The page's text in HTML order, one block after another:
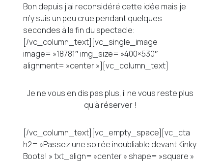
Bon depuis j’ai reconsidéré cette idée mais je
m’y suis un peu crue pendant quelques
secondes à la fin du spectacle:
[/vc_column_text][vc_single_image
image= »18781″ img_size= »400×530″
alignment= »center »][vc_column_text]
Je ne vous en dis pas plus, il ne vous reste plus
qu’à réserver !
[/vc_column_text][vc_empty_space][vc_cta
h2= »Passez une soirée inoubliable devant Kinky
Boots! » txt_align= »center » shape= »square »